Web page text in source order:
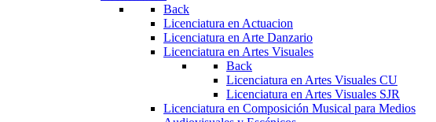
Back
Licenciatura en Actuacion
Licenciatura en Arte Danzario
Licenciatura en Artes Visuales
Back
Licenciatura en Artes Visuales CU
Licenciatura en Artes Visuales SJR
Licenciatura en Composición Musical para Medios